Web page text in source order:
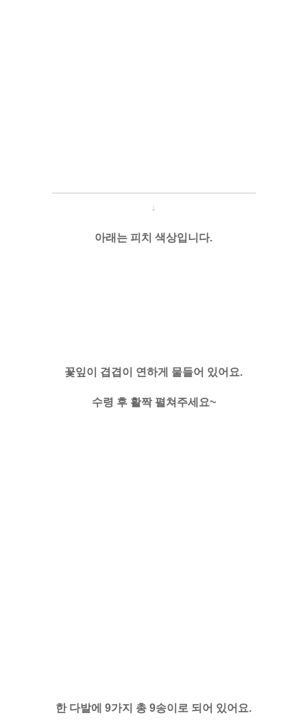
───────────────────────────
↓
아래는 피치 색상입니다.
꽃잎이 겹겹이 연하게 물들어 있어요.
수령 후 활짝 펼쳐주세요~
한 다발에 9가지 총 9송이로 되어 있어요.